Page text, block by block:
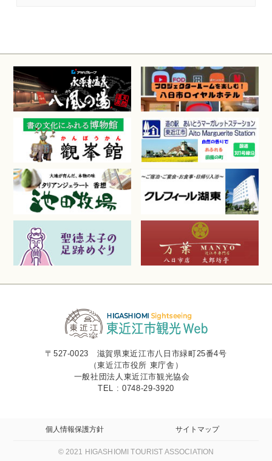
〒527-0023 滋賀県東近江市八日市緑町25番4号
（東近江市役所 東庁舎）
一般社団法人東近江市観光協会
TEL : 0748-29-3920
個人情報保護方針 サイトマップ
© 2021 HIGASHIOMI TOURIST ASSOCIATION